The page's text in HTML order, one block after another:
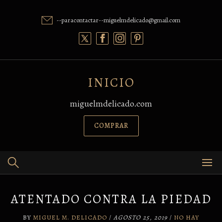
--paracontactar--miguelmdelicado@gmail.com
INICIO
miguelmdelicado.com
COMPRAR
ATENTADO CONTRA LA PIEDAD
BY MIGUEL M. DELICADO / AGOSTO 25, 2019 / NO HAY